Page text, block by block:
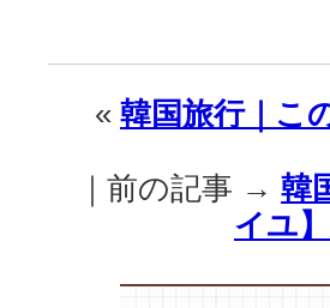
« 韓国旅行｜こ
｜前の記事 → 韓
イユ